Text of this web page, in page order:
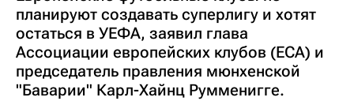
планируют создавать суперлигу и хотят
остаться в УЕФА, заявил глава
Ассоциации европейских клубов (ECA) и
председатель правления мюнхенской
"Баварии" Карл-Хайнц Румменигге.